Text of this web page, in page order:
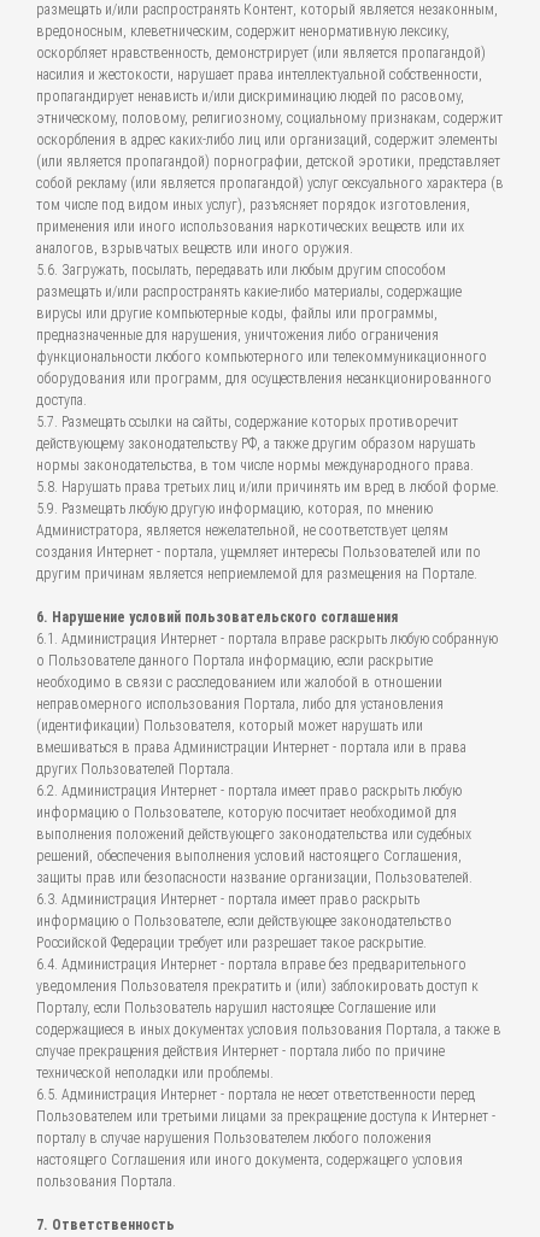
размещать и/или распространять Контент, который является незаконным,
вредоносным, клеветническим, содержит ненормативную лексику,
оскорбляет нравственность, демонстрирует (или является пропагандой)
насилия и жестокости, нарушает права интеллектуальной собственности,
пропагандирует ненависть и/или дискриминацию людей по расовому,
этническому, половому, религиозному, социальному признакам, содержит
оскорбления в адрес каких-либо лиц или организаций, содержит элементы
(или является пропагандой) порнографии, детской эротики, представляет
собой рекламу (или является пропагандой) услуг сексуального характера (в
том числе под видом иных услуг), разъясняет порядок изготовления,
применения или иного использования наркотических веществ или их
аналогов, взрывчатых веществ или иного оружия.
5.6. Загружать, посылать, передавать или любым другим способом
размещать и/или распространять какие-либо материалы, содержащие
вирусы или другие компьютерные коды, файлы или программы,
предназначенные для нарушения, уничтожения либо ограничения
функциональности любого компьютерного или телекоммуникационного
оборудования или программ, для осуществления несанкционированного
доступа.
5.7. Размещать ссылки на сайты, содержание которых противоречит
действующему законодательству РФ, а также другим образом нарушать
нормы законодательства, в том числе нормы международного права.
5.8. Нарушать права третьих лиц и/или причинять им вред в любой форме.
5.9. Размещать любую другую информацию, которая, по мнению
Администратора, является нежелательной, не соответствует целям
создания Интернет - портала, ущемляет интересы Пользователей или по
другим причинам является неприемлемой для размещения на Портале.
6. Нарушение условий пользовательского соглашения
6.1. Администрация Интернет - портала вправе раскрыть любую собранную
о Пользователе данного Портала информацию, если раскрытие
необходимо в связи с расследованием или жалобой в отношении
неправомерного использования Портала, либо для установления
(идентификации) Пользователя, который может нарушать или
вмешиваться в права Администрации Интернет - портала или в права
других Пользователей Портала.
6.2. Администрация Интернет - портала имеет право раскрыть любую
информацию о Пользователе, которую посчитает необходимой для
выполнения положений действующего законодательства или судебных
решений, обеспечения выполнения условий настоящего Соглашения,
защиты прав или безопасности название организации, Пользователей.
6.3. Администрация Интернет - портала имеет право раскрыть
информацию о Пользователе, если действующее законодательство
Российской Федерации требует или разрешает такое раскрытие.
6.4. Администрация Интернет - портала вправе без предварительного
уведомления Пользователя прекратить и (или) заблокировать доступ к
Порталу, если Пользователь нарушил настоящее Соглашение или
содержащиеся в иных документах условия пользования Портала, а также в
случае прекращения действия Интернет - портала либо по причине
технической неполадки или проблемы.
6.5. Администрация Интернет - портала не несет ответственности перед
Пользователем или третьими лицами за прекращение доступа к Интернет -
порталу в случае нарушения Пользователем любого положения
настоящего Соглашения или иного документа, содержащего условия
пользования Портала.
7. Ответственность